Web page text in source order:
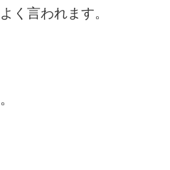
く言われます。